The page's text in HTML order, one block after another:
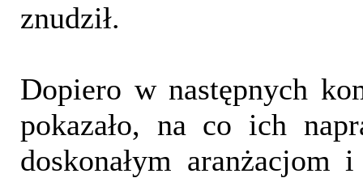
znudził.
Dopiero w następnych
pokazało, na co ich
doskonałym aranżacjom